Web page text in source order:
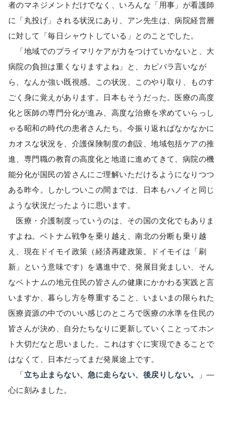
者のマネジメントだけでなく、いろんな「用事」が看護師
に「丸投げ」される状況にあり、アン先生は、病院経営層
に対して「毎日シャウトしている」とのことでした。
「地域でのプライマリケアが力をつけていかないと、大
病院の負担は重くなりますよね」と、カピバラ言いなが
ら、なんか強い既視感。この状況、このやり取り、ものす
ごく身に覚えがあります。日本もそうだった。医療の高度
化と医師の専門分化が進み、高度な治療を求めていらっし
ゃる昭和の時代の患者さんたち。今振り返ればなかなかに
カオスな状況を、介護保険制度の創設、地域包括ケアの推
進、専門職の教育の高度化と地道に進めてきて、病院の機
能分化が国民の皆さんにご理解いただけるようになりつつ
ある昨今。しかしついこの間までは、日本もハノイと同じ
ような状況だったように思います。
医療・介護制度っていうのは、その国の文化でもありま
すよね。ベトナム戦争を乗り越え、南北の分断も乗り越
え、現在ドイモイ政策（経済再建政策。ドイモイは「刷
新」という意味です）を邁進中で、発展目覚ましい、そん
なベトナムの地元住民の皆さんの健康にかかわる実践と言
いますか、暮らし方を尊重すること、いまいまの限られた
医療資源の中でのいい感じのところで医療の水準を住民の
皆さんが決め、自分たちなりに更新していくことってホン
ト大切だなと思いました。これはすぐに実現できることで
はなくて、日本だってまだ発展途上です。
「立ち止まらない、急に走らない、後戻りしない。
」—
心に刻みました。